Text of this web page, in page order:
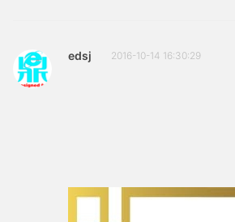
edsj 2016-10-14 16:30:29